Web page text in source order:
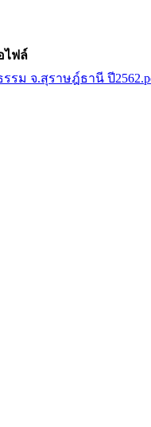
ไฟล์
รม จ.สุราษฎ์ธานี ปี